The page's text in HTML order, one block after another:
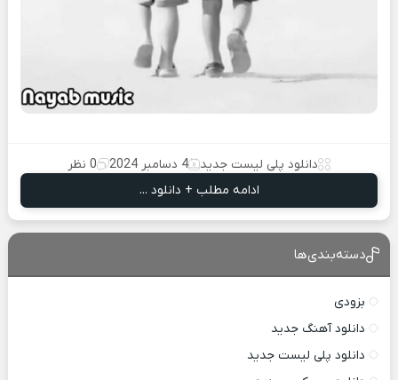
دانلود پلی لیست جدید 4 دسامبر 2024
0 نظر
ادامه مطلب + دانلود ...
دسته‌بندی‌ها
بزودی
دانلود آهنگ جدید
دانلود پلی لیست جدید